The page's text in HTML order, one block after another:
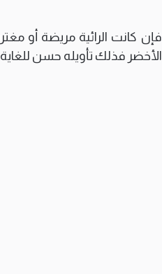
فإن كانت الرائية مريضة أو
الأخضر فذلك تأويله حسن